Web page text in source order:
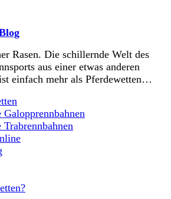
Rasen. Die schillernde Welt des
aus einer etwas anderen
einfach mehr als Pferdewetten…